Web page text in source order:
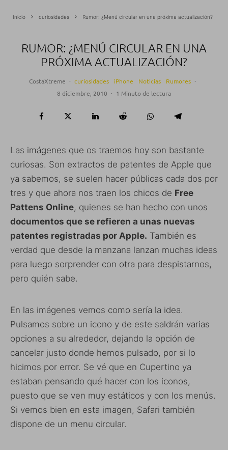
Inicio curiosidades Rumor: ¿Menú circular en una próxima actualización?
RUMOR: ¿MENÚ CIRCULAR EN UNA
PRÓXIMA ACTUALIZACIÓN?
CostaXtreme · curiosidades iPhone Noticias Rumores ·
8 diciembre, 2010 · 1 Minuto de lectura
Las imágenes que os traemos hoy son bastante
curiosas. Son extractos de patentes de Apple que
ya sabemos, se suelen hacer públicas cada dos por
tres y que ahora nos traen los chicos de Free
Pattens Online, quienes se han hecho con unos
documentos que se refieren a unas nuevas
patentes registradas por Apple. También es
verdad que desde la manzana lanzan muchas ideas
para luego sorprender con otra para despistarnos,
pero quién sabe.
En las imágenes vemos como sería la idea.
Pulsamos sobre un icono y de este saldrán varias
opciones a su alrededor, dejando la opción de
cancelar justo donde hemos pulsado, por si lo
hicimos por error. Se vé que en Cupertino ya
estaban pensando qué hacer con los iconos,
puesto que se ven muy estáticos y con los menús.
Si vemos bien en esta imagen, Safari también
dispone de un menu circular.